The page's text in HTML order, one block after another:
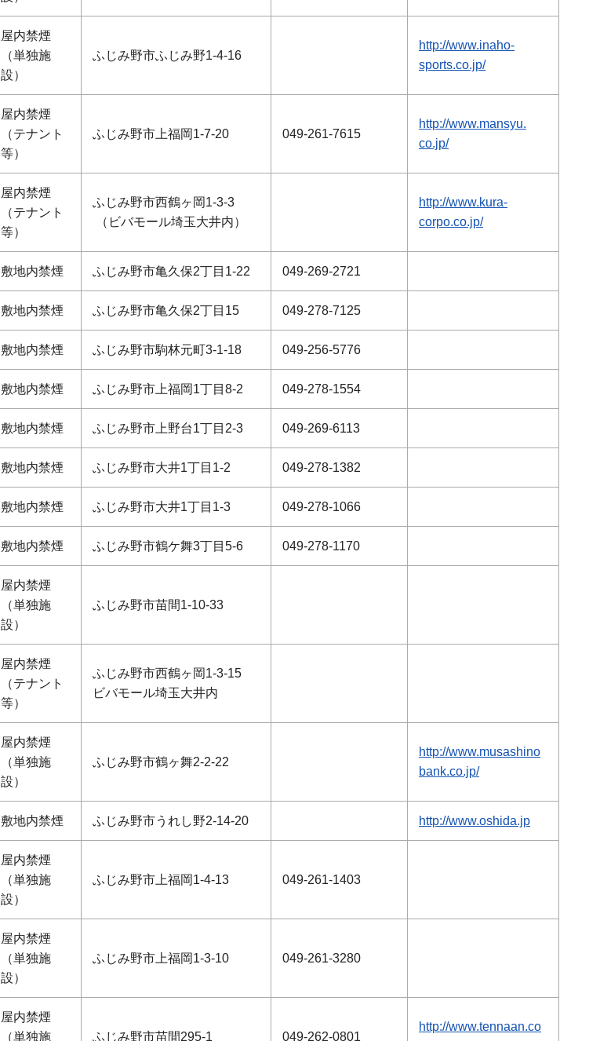
屋内禁煙
（単独施
設）
ふじみ野市ふじみ野1-4-16
http://www.inaho-
sports.co.jp/
屋内禁煙
（テナント
等）
ふじみ野市上福岡1-7-20 049-261-7615
http://www.mansyu.
co.jp/
屋内禁煙
（テナント
等）
ふじみ野市西鶴ヶ岡1-3-3
（ビバモール埼玉大井内）
http://www.kura-
corpo.co.jp/
敷地内禁煙 ふじみ野市亀久保2丁目1-22 049-269-2721
敷地内禁煙 ふじみ野市亀久保2丁目15 049-278-7125
敷地内禁煙 ふじみ野市駒林元町3-1-18 049-256-5776
敷地内禁煙 ふじみ野市上福岡1丁目8-2 049-278-1554
敷地内禁煙 ふじみ野市上野台1丁目2-3 049-269-6113
敷地内禁煙 ふじみ野市大井1丁目1-2 049-278-1382
敷地内禁煙 ふじみ野市大井1丁目1-3 049-278-1066
敷地内禁煙 ふじみ野市鶴ケ舞3丁目5-6 049-278-1170
屋内禁煙
（単独施
設）
ふじみ野市苗間1-10-33
屋内禁煙
（テナント
等）
ふじみ野市西鶴ヶ岡1-3-15
ビバモール埼玉大井内
屋内禁煙
（単独施
設）
ふじみ野市鶴ヶ舞2-2-22
http://www.musashino
bank.co.jp/
敷地内禁煙 ふじみ野市うれし野2-14-20 http://www.oshida.jp
屋内禁煙
（単独施
設）
ふじみ野市上福岡1-4-13 049-261-1403
屋内禁煙
（単独施
設）
ふじみ野市上福岡1-3-10 049-261-3280
屋内禁煙
（単独施
ふじみ野市苗間295-1 049-262-0801
http://www.tennaan.co